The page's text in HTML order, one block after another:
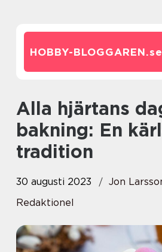
HOBBY-BLOGGAREN.se
Alla hjärtans dag
bakning: En
tradition
30 augusti 2023
Jon
Redaktionel